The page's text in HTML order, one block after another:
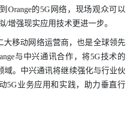
Orange的5G网络，现场观众可以
/增强现实应用技术更进一步。
大移动网络运营商，也是全球领先
与中兴通讯合作，将5G技术的
域。中兴通讯将继续强化与行业伙
5G业务应用和实践，助力垂直行